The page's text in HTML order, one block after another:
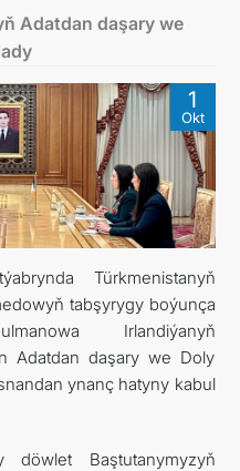
Adatdan daşary we
1
Okt
Türkmenistanyň
tabşyrygy boýunça
Irlandiýanyň
Adatdan daşary we Doly
ynanç hatyny kabul
döwlet Baştutanymyzyň